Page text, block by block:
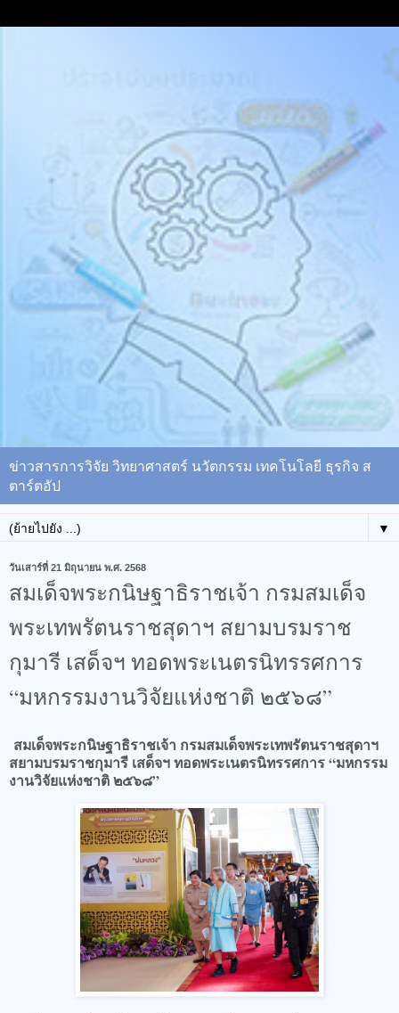
ข่าวสารการวิจัย วิทยาศาสตร์ นวัตกรรม เทคโนโลยี ธุรกิจ ส
ตาร์ตอัป
▼
วันเสาร์ที่ 21 มิถุนายน พ.ศ. 2568
สมเด็จพระกนิษฐาธิราชเจ้า กรมสมเด็จ
พระเทพรัตนราชสุดาฯ สยามบรมราช
กุมารี เสด็จฯ ทอดพระเนตรนิทรรศการ
“มหกรรมงานวิจัยแห่งชาติ ๒๕๖๘”
สมเด็จพระกนิษฐาธิราชเจ้า กรมสมเด็จพระเทพรัตนราชสุดาฯ
สยามบรมราชกุมารี เสด็จฯ ทอดพระเนตรนิทรรศการ “มหกรรม
งานวิจัยแห่งชาติ ๒๕๖๘”